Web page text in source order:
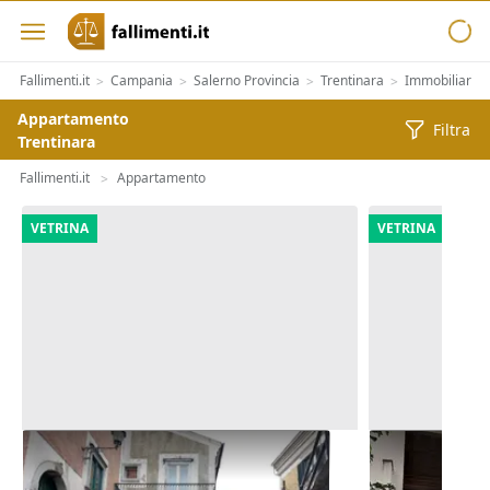
Fallimenti.it > Campania > Salerno Provincia > Trentinara > Immobiliari
Appartamento
Trentinara
Filtra
Fallimenti.it > Appartamento
VETRINA
Asta Appartamento su due livelli
con tre balconi
VETRINA
Asta Tre
stato grezzo